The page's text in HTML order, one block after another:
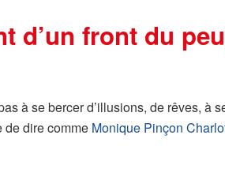
d’un front du
à se bercer d’illusions, de rêves,
de dire comme Monique Pinçon